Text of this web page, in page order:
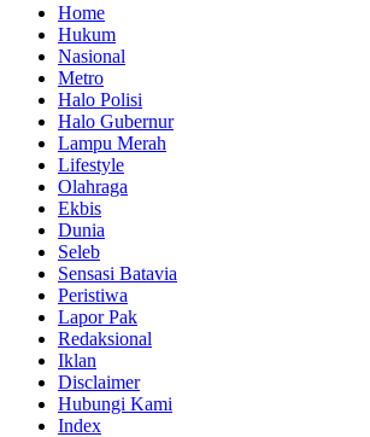
Home
Hukum
Nasional
Metro
Halo Polisi
Halo Gubernur
Lampu Merah
Lifestyle
Olahraga
Ekbis
Dunia
Seleb
Sensasi Batavia
Peristiwa
Lapor Pak
Redaksional
Iklan
Disclaimer
Hubungi Kami
Index